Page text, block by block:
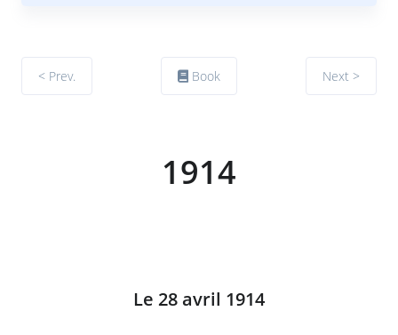
< Prev. Book Next >
1914
Le 28 avril 1914